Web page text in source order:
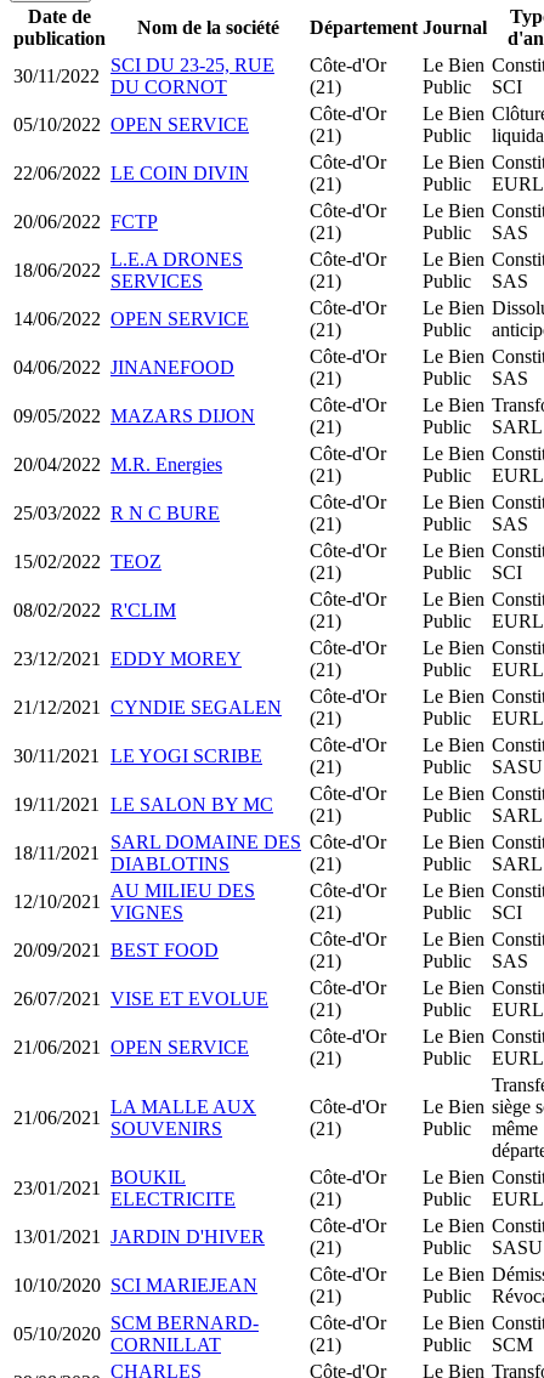
Date de
publication
Nom de la société Département Journal
30/11/2022
SCI DU 23-25, RUE
DU CORNOT
Côte-d'Or
(21)
Le Bien
Public
SCI
05/10/2022 OPEN SERVICE
Côte-d'Or
(21)
Le Bien
Public
22/06/2022 LE COIN DIVIN
Côte-d'Or
(21)
Le Bien
Public
EURL
20/06/2022 FCTP
Côte-d'Or
(21)
Le Bien
Public
SAS
18/06/2022
L.E.A DRONES
SERVICES
Côte-d'Or
(21)
Le Bien
Public
SAS
14/06/2022 OPEN SERVICE
Côte-d'Or
(21)
Le Bien
Public
04/06/2022 JINANEFOOD
Côte-d'Or
(21)
Le Bien
Public
SAS
09/05/2022 MAZARS DIJON
Côte-d'Or
(21)
Le Bien
Public
20/04/2022 M.R. Energies
Côte-d'Or
(21)
Le Bien
Public
EURL
25/03/2022 R N C BURE
Côte-d'Or
(21)
Le Bien
Public
SAS
15/02/2022 TEOZ
Côte-d'Or
(21)
Le Bien
Public
SCI
08/02/2022 R'CLIM
Côte-d'Or
(21)
Le Bien
Public
EURL
23/12/2021
EDDY MOREY
Côte-d'Or
(21)
Le Bien
Public
EURL
21/12/2021
CYNDIE SEGALEN
Côte-d'Or
(21)
Le Bien
Public
EURL
30/11/2021
LE YOGI SCRIBE
Côte-d'Or
(21)
Le Bien
Public
SASU
19/11/2021
LE SALON BY MC
Côte-d'Or
(21)
Le Bien
Public
SARL
18/11/2021
SARL DOMAINE DES
DIABLOTINS
Côte-d'Or
(21)
Le Bien
Public
SARL
12/10/2021
AU MILIEU DES
VIGNES
Côte-d'Or
(21)
Le Bien
Public
SCI
20/09/2021
BEST FOOD
Côte-d'Or
(21)
Le Bien
Public
SAS
26/07/2021
VISE ET EVOLUE
Côte-d'Or
(21)
Le Bien
Public
EURL
21/06/2021
OPEN SERVICE
Côte-d'Or
(21)
Le Bien
Public
EURL
21/06/2021
LA MALLE AUX
SOUVENIRS
Côte-d'Or
(21)
Le Bien
Public
siège
même
23/01/2021
BOUKIL
ELECTRICITE
Côte-d'Or
(21)
Le Bien
Public
EURL
13/01/2021
JARDIN D'HIVER
Côte-d'Or
(21)
Le Bien
Public
SASU
10/10/2020 SCI MARIEJEAN
Côte-d'Or
(21)
Le Bien
Public
05/10/2020
SCM BERNARD-
CORNILLAT
Côte-d'Or
(21)
Le Bien
Public
SCM
CHARLES Côte-d'Or Le Bien